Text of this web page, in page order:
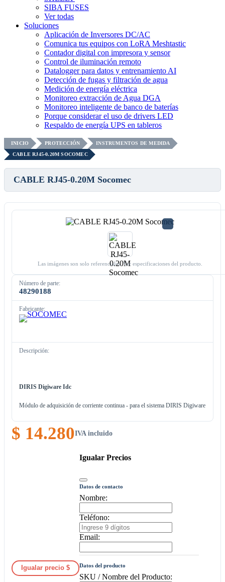
SIBA FUSES
Ver todas
Soluciones
Aplicación de Inversores DC/AC
Comunica tus equipos con LoRA Meshtastic
Contador digital con impresora y sensor
Control de iluminación remoto
Datalogger para datos y entrenamiento AI
Detección de fugas y filtración de agua
Medición de energía eléctrica
Monitoreo extracción de Agua DGA
Monitoreo inteligente de banco de baterías
Porque considerar el uso de drivers LED
Respaldo de energía UPS en tableros
INICIO PROTECCIÓN
INSTRUMENTOS DE MEDIDA
CABLE RJ45-0.20M SOCOMEC
CABLE RJ45-0.20M Socomec
Las imágenes son solo referenciales. Ver especificaciones del producto.
Número de parte:
48290188
Fabricante:
Descripción:
DIRIS Digiware Idc
Módulo de adquisición de corriente continua - para el sistema DIRIS Digiware
$ 14.280IVA incluido
Igualar precio $
Igualar Precios
Datos de contacto
Nombre:
Teléfono:
Email:
Datos del producto
SKU / Nombre del Producto: